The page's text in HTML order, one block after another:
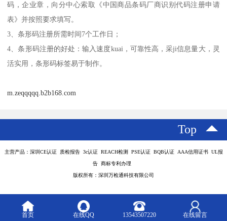
码，企业章，向分中心索取《中国商品条码厂商识别代码注册申请
表》并按照要求填写。
3、条形码注册所需时间7个工作日；
4、条形码注册的好处：输入速度kuai，可靠性高，采ji信息量大，灵
活实用，条形码标签易于制作。
m.zeqqqqq.b2b168.com
Top
主营产品：深圳CE认证 质检报告 3c认证 REACH检测 PSE认证 BQB认证 AAA信用证书 UL报
告 商标专利办理
版权所有：深圳万检通科技有限公司
首页 在线QQ 13543507220 在线留言